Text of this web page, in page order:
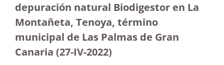
depuración natural Biodigestor en La
Montañeta, Tenoya, término
municipal de Las Palmas de Gran
Canaria (27-IV-2022)